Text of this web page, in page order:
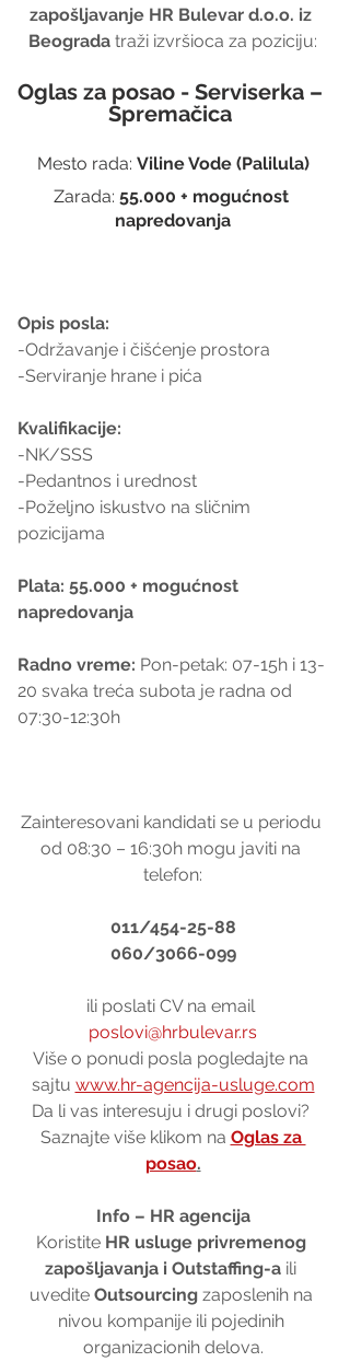
zapošljavanje HR Bulevar d.o.o. iz
Beograda traži izvršioca za poziciju:
Oglas za posao - Serviserka –
Spremačica
Mesto rada: Viline Vode (Palilula)
Zarada: 55.000 + mogućnost
napredovanja
Opis posla:
-Održavanje i čišćenje prostora
-Serviranje hrane i pića
Kvalifikacije:
-NK/SSS
-Pedantnos i urednost
-Poželjno iskustvo na sličnim
pozicijama
Plata: 55.000 + mogućnost
napredovanja
Radno vreme: Pon-petak: 07-15h i 13-
20 svaka treća subota je radna od
07:30-12:30h
Zainteresovani kandidati se u periodu
od 08:30 – 16:30h mogu javiti na
telefon:
011/454-25-88
060/3066-099
ili poslati CV na email
poslovi@hrbulevar.rs
Više o ponudi posla pogledajte na
sajtu www.hr-agencija-usluge.com
Da li vas interesuju i drugi poslovi?
Saznajte više klikom na Oglas za
posao.
Info – HR agencija
Koristite HR usluge privremenog
zapošljavanja i Outstaffing-a ili
uvedite Outsourcing zaposlenih na
nivou kompanije ili pojedinih
organizacionih delova.